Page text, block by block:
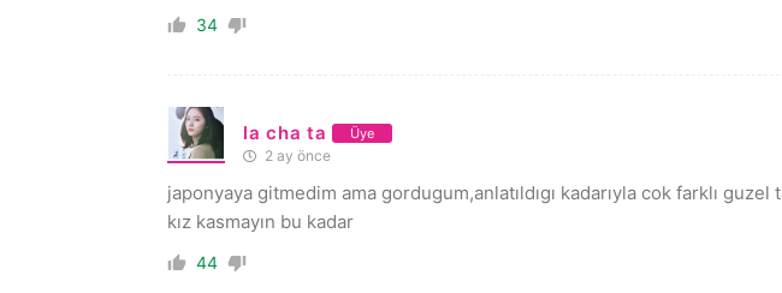
34
la cha ta Üye
2 ay önce
japonyaya gitmedim ama gordugum,anlatıldıgı kadarıyla cok farklı guzel
kız kasmayın bu kadar
44